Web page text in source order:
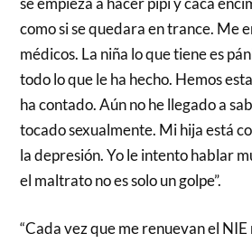
como si se quedara en trance. Me
médicos. La niña lo que tiene es
todo lo que le ha hecho. Hemos
ha contado. Aún no he llegado a
tocado sexualmente. Mi hija está
la depresión. Yo le intento hablar
el maltrato no es solo un golpe”.
“Cada vez que me renuevan el